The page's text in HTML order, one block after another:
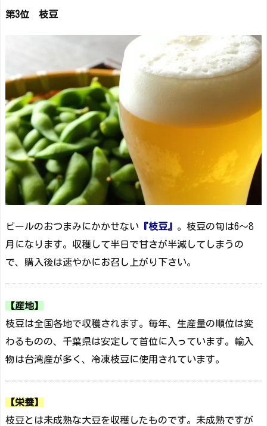
第3位 枝豆
ビールのおつまみにかかせない 『枝豆』 。枝豆の旬は6～8
月になります。収穫して半日で甘さが半減してしまうの
で、購入後は速やかにお召し上がり下さい。
【産地】
枝豆は全国各地で収穫されます。毎年、生産量の順位は変
わるものの、千葉県は安定して首位に入っています。輸入
物は台湾産が多く、冷凍枝豆に使用されています。
【栄養】
枝豆とは未成熟な大豆を収穫したものです。未成熟ですが